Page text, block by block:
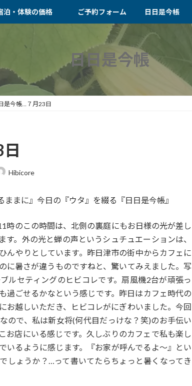
泊・体験の価格 ご予約フォーム 日日是今帳
日日是今帳
是今帳…７月23日
Hibicore
まに』今日の『ウタ』を綴る『日日是今帳』
時のこの時間は、北側の裏庭にもお日様の光が差し
。外の光と蝉の声というシュチュエーションは、
んやりとしています。昨日津市の街中からカフェに
に暑さが違うものですねと、驚いてみえました。写
ルセティングのヒビコレです。扇風機2台が頑張っ
過ごせるかなという感じです。昨日はカフェ時代の
お越しいただき、ヒビコレがにぎわいました。今回
ので、私は新女将(何代目だっけな？笑)のお手伝い
お店にいる感じです。久しぶりのカフェで私も楽し
いるように感じます。『お家が呼んでるよ〜』とい
しょうか？…って書いてたらちょっと暑くなってき